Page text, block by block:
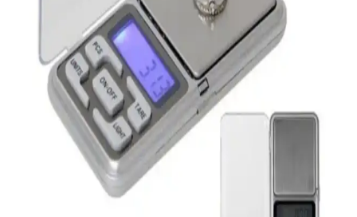
dayanıklılığını ortaya koyuyor.
Anker Soundcore 2 ve JBL Clip 4 Karşılaştırması:
Hangi Taşınabilir Hoparlör Sizi Daha Çok Memnun
İki popüler taşınabilir hoparlör Anker Soundcore 2 ve JBL Clip 4'ün
özellikleri, performansları ve kullanıcı yorumlarıyla detaylı
karşılaştırması burada.
JBL 510 Taşınabilir Kablosuz Hoparlör: Yüksek Ses
Kalitesi ve Dayanıklılık